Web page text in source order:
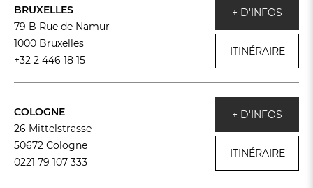
BRUXELLES
79 B Rue de Namur
1000 Bruxelles
+32 2 446 18 15
+ D'INFOS
ITINÉRAIRE
COLOGNE
26 Mittelstrasse
50672 Cologne
0221 79 107 333
+ D'INFOS
ITINÉRAIRE